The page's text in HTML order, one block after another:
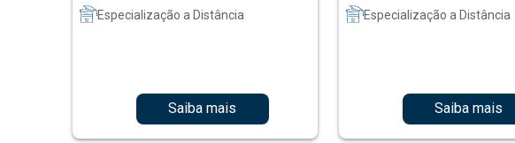
Especialização a Distância
Saiba mais
Especialização a Distância
Saiba mais